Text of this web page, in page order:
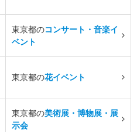
東京都のコンサート・音楽イ
ベント
東京都の花イベント
東京都の美術展・博物展・展
示会